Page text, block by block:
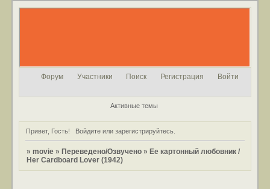
Форум Участники Поиск Регистрация Войти
Активные темы
Привет, Гость! Войдитеили зарегистрируйтесь.
»movie » Переведено/Озвучено » Ее картонный любовник /
Her Cardboard Lover (1942)